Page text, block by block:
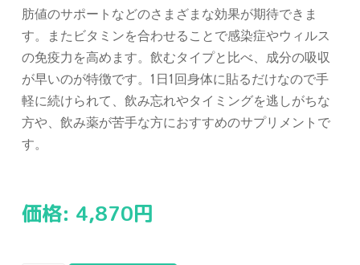
肪値のサポートなどのさまざまな効果が期待できま
す。またビタミンを合わせることで感染症やウィルス
の免疫力を高めます。飲むタイプと比べ、成分の吸収
が早いのが特徴です。1日1回身体に貼るだけなので手
軽に続けられて、飲み忘れやタイミングを逃しがちな
方や、飲み薬が苦手な方におすすめのサプリメントで
す。
価格: 4,870円